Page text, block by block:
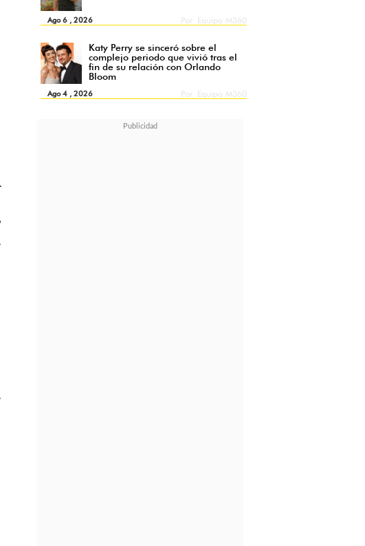
Ago 6 , 2026
Katy Perry se sinceró sobre el
complejo periodo que vivió tras el
fin de su relación con Orlando
Bloom
Ago 4 , 2026